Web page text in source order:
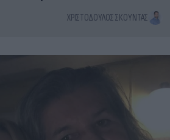
ΧΡΙΣΤΌΔΟΥΛΟΣ ΣΚΟΎΝΤΑΣ